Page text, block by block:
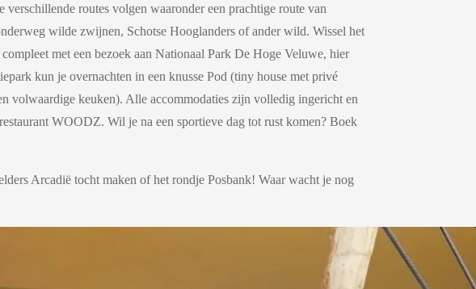
routes volgen waaronder een prachtige route van
wilde zwijnen, Schotse Hooglanders of ander wild. Wissel het
met een bezoek aan Nationaal Park De Hoge Veluwe, hier
kun je overnachten in een knusse Pod (tiny house met privé
volwaardige keuken). Alle accommodaties zijn volledig ingericht en
WOODZ. Wil je na een sportieve dag tot rust komen? Boek
Arcadië tocht maken of het rondje Posbank! Waar wacht je nog